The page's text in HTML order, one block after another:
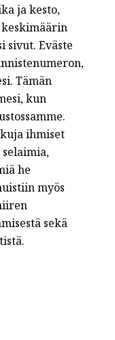
ja kesto,
sivut. Eväste
Tämän
kun
ihmiset
he
myös
sekä